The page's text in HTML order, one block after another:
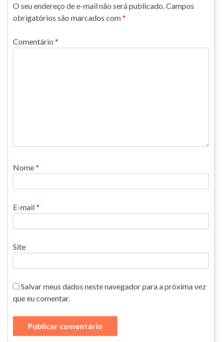
O seu endereço de e-mail não será publicado.Campos
obrigatórios são marcados com*
Comentário *
Nome*
E-mail*
Site
Salvar meus dados neste navegador para a próxima vez
que eu comentar.